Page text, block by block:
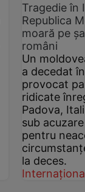
Tragedie în
Republica
moară pe
români
Un
a decedat
provocat
ridicate
Padova,
sub
pentru
la deces.